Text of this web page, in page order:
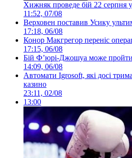
Хижняк проведе бій 22 серпня
11:52, 07/08
Верховен поставив Усику
17:18, 06/08
Конор Макгрегор переніс
17:15, 06/08
Бій Ф’юрі-Джошуа може
14:09, 06/08
Автомати Igrosoft, які досі
казино
23:11, 02/08
13:00